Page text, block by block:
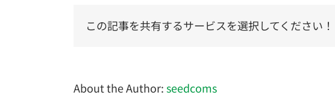
この記事を共有するサービスを選択してください！
About the Author:seedcoms